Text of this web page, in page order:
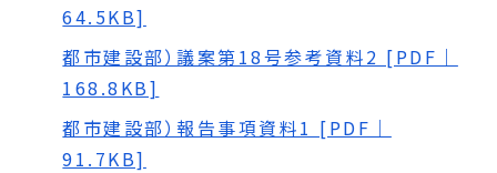
64.5KB]
都市建設部）議案第18号参考資料2 [PDF｜
168.8KB]
都市建設部）報告事項資料1 [PDF｜
91.7KB]